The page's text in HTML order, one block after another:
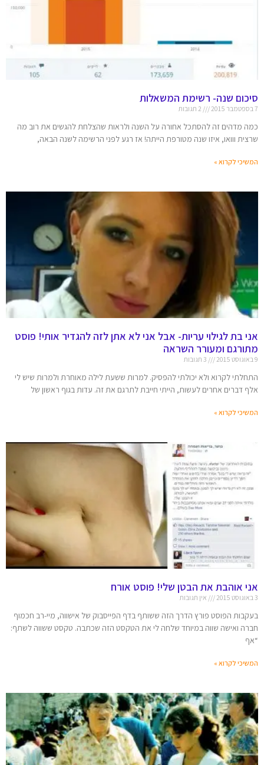
סיכום שנה- רשימת המשאלות
7 בספטמבר 2015
כמה מדהים זה להסתכל אחורה על השנה ולראות שהצלחת להגשים את רוב מה
שרצית ווואו, איזו שנה מטורפת הייתה! אז רגע לפני הרשימה לשנה הבאה,
המשיכי לקרוא »
אני בת לגילוי עריות- אבל אני לא אתן לזה להגדיר אותי! פוסט
מתורגם ומעורר השראה
9 באוגוסט 2015
התחלתי לקרוא ולא יכולתי להפסיק. למרות ששעת לילה מאוחרת ולמרות שיש לי
אלף דברים אחרים לעשות, הייתי חייבת לתרגם את זה. עדות בגוף ראשון של
המשיכי לקרוא »
אני אוהבת את הבטן שלי! פוסט אורח
3 באוגוסט 2015 אין תגובות
בעקבות הפוסט פורץ הדרך הזה ששותף בדף הפייסבוק של אישווה, מיי-רב חכמוף
חברה ואישה שווה במיוחד שלחה לי את הטקסט הזה שכתבה. טקסט ששווה לשתף:
“אף
המשיכי לקרוא »